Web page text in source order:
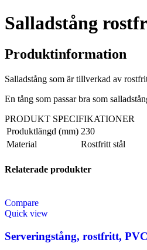
Salladstång
Produktinformation
Salladstång som är tillverkad av
En tång som passar bra som
PRODUKT SPECIFIKATIONER
Produktlängd (mm) 230
Material
Rostfritt stål
Relaterade produkter
Compare
Quick view
Serveringstång, rostfritt,